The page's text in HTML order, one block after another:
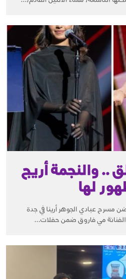
.. والنجمة أريج
لها
مسرح عبادي الجوهر أرينا في جدة
الفنانة مي فاروق ضمن حفلات...